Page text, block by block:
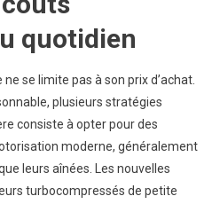
quotidien
se limite pas à son prix d’achat.
plusieurs stratégies
consiste à opter pour des
moderne, généralement
leurs aînées. Les nouvelles
turbocompressés de petite